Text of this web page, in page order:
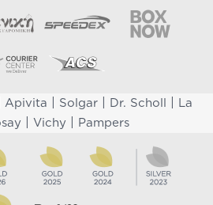
Apivita Solgar| Dr. Scholl
La
Vichy Pampers